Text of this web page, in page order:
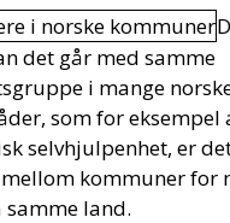
det går med samme
i mange
som for
selvhjulpenhet, er
kommuner for
land.